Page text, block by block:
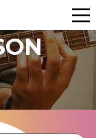
メ
ニ
ュ
ー